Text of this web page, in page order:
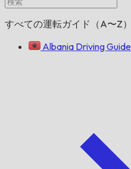
すべての運転ガイド（A〜Z）
Albania Driving Guide